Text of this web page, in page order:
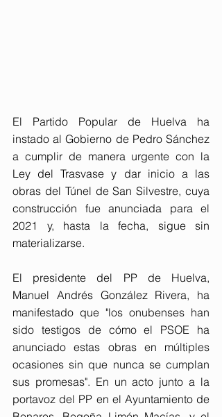
El Partido Popular de Huelva ha
instado al Gobierno de Pedro Sánchez
a cumplir de manera urgente con la
Ley del Trasvase y dar inicio a las
obras del Túnel de San Silvestre, cuya
construcción fue anunciada para el
2021 y, hasta la fecha, sigue sin
materializarse.
El presidente del PP de Huelva,
Manuel Andrés González Rivera, ha
manifestado que "los onubenses han
sido testigos de cómo el PSOE ha
anunciado estas obras en múltiples
ocasiones sin que nunca se cumplan
sus promesas". En un acto junto a la
portavoz del PP en el Ayuntamiento de